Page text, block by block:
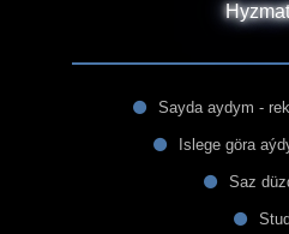
Sayda aydym -
Islege göra
Saz